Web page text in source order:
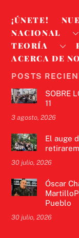
¡ÚNETE!
NACIONAL
TEORÍA
ACERCA DE
POSTS
SOBRE
11
3 agosto, 2026
El auge
30 julio, 2026
Óscar
Pueblo
30 julio, 2026